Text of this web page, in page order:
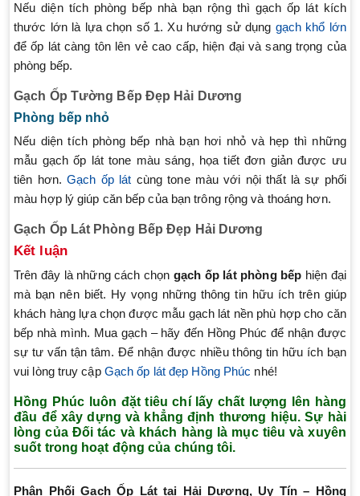
Nếu diện tích phòng bếp nhà bạn rộng thì gạch ốp lát kích
thước lớn là lựa chọn số 1. Xu hướng sử dụng gạch khổ lớn
để ốp lát càng tôn lên vẻ cao cấp, hiện đại và sang trọng của
phòng bếp.
Gạch Ốp Tường Bếp Đẹp Hải Dương
Phòng bếp nhỏ
Nếu diện tích phòng bếp nhà bạn hơi nhỏ và hẹp thì những
mẫu gạch ốp lát tone màu sáng, họa tiết đơn giản được ưu
tiên hơn.Gạch ốp lát cùng tone màu với nội thất là sự phối
màu hợp lý giúp căn bếp của bạn trông rộng và thoáng hơn.
Gạch Ốp Lát Phòng Bếp Đẹp Hải Dương
Kết luận
Trên đây là những cách chọn gạch ốp lát phòng bếp hiện đại
mà bạn nên biết. Hy vọng những thông tin hữu ích trên giúp
khách hàng lựa chọn được mẫu gạch lát nền phù hợp cho căn
bếp nhà mình. Mua gạch – hãy đến Hồng Phúc để nhận được
sự tư vấn tận tâm. Để nhận được nhiều thông tin hữu ích bạn
vui lòng truy cập Gạch ốp lát đẹp Hồng Phúc nhé!
Hồng Phúc luôn đặt tiêu chí lấy chất lượng lên hàng
đầu để xây dựng và khẳng định thương hiệu. Sự hài
lòng của Đối tác và khách hàng là mục tiêu và xuyên
suốt trong hoạt động của chúng tôi.
Phân Phối Gạch Ốp Lát tại Hải Dương, Uy Tín – Hồng